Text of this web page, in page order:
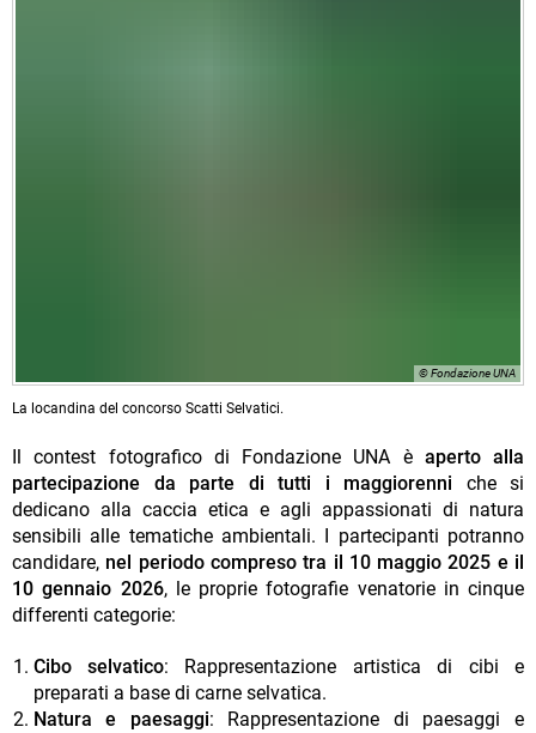
© Fondazione UNA
La locandina del concorso Scatti Selvatici.
Il contest fotografico di Fondazione UNA è aperto alla
partecipazione da parte di tutti i maggiorenni che si
dedicano alla caccia etica e agli appassionati di natura
sensibili alle tematiche ambientali. I partecipanti potranno
candidare, nel periodo compreso tra il 10 maggio 2025 e il
10 gennaio 2026, le proprie fotografie venatorie in cinque
differenti categorie:
Cibo selvatico: Rappresentazione artistica di cibi e
preparati a base di carne selvatica.
Natura e paesaggi: Rappresentazione di paesaggi e